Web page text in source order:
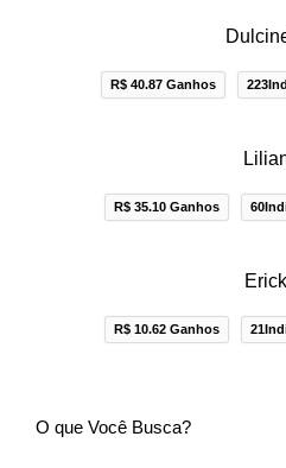
R$ 40.87 Ganhos
R$ 35.10 Ganhos
Erick
R$ 10.62 Ganhos